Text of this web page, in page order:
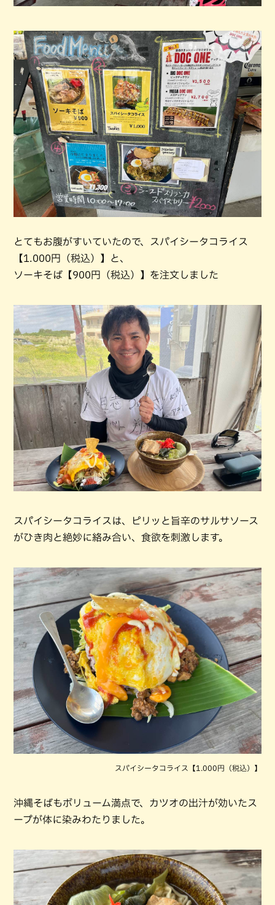
とてもお腹がすいていたので、スパイシータコライス
【1.000円（税込）】と、
ソーキそば【900円（税込）】を注文しました
スパイシータコライスは、ピリッと旨辛のサルサソース
がひき肉と絶妙に絡み合い、食欲を刺激します。
スパイシータコライス【1.000円（税込）】
沖縄そばもボリューム満点で、カツオの出汁が効いたス
ープが体に染みわたりました。